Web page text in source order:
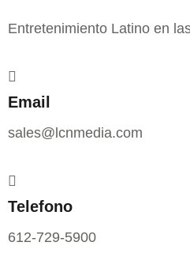
Entretenimiento Latino en
Email
sales@lcnmedia.com
Telefono
612-729-5900